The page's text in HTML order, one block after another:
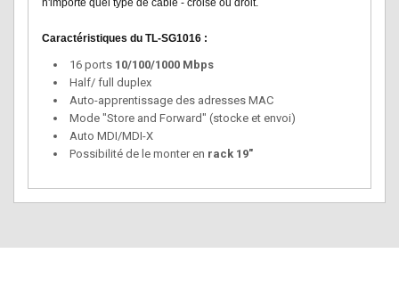
n'importe quel type de câble - croisé ou droit.
Caractéristiques du TL-SG1016 :
16 ports 10/100/1000 Mbps
Half/ full duplex
Auto-apprentissage des adresses MAC
Mode "Store and Forward" (stocke et envoi)
Auto MDI/MDI-X
Possibilité de le monter en rack 19"